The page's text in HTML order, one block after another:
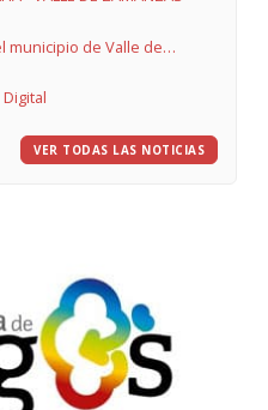
municipio de Valle de
VER TODAS LAS NOTICIAS